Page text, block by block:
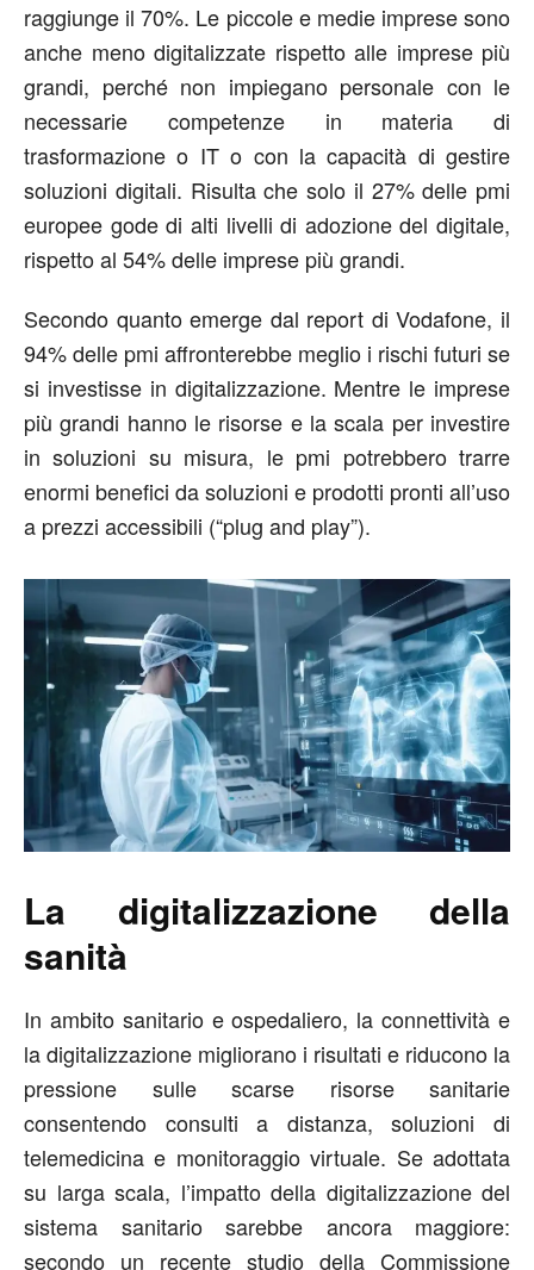
raggiunge il 70%. Le piccole e medie imprese sono
anche meno digitalizzate rispetto alle imprese più
grandi, perché non impiegano personale con le
necessarie competenze in materia di
trasformazione o IT o con la capacità di gestire
soluzioni digitali. Risulta che solo il 27% delle pmi
europee gode di alti livelli di adozione del digitale,
rispetto al 54% delle imprese più grandi.
Secondo quanto emerge dal report di Vodafone, il
94% delle pmi affronterebbe meglio i rischi futuri se
si investisse in digitalizzazione. Mentre le imprese
più grandi hanno le risorse e la scala per investire
in soluzioni su misura, le pmi potrebbero trarre
enormi benefici da soluzioni e prodotti pronti all’uso
a prezzi accessibili (“plug and play”).
La digitalizzazione della
sanità
In ambito sanitario e ospedaliero, la connettività e
la digitalizzazione migliorano i risultati e riducono la
pressione sulle scarse risorse sanitarie
consentendo consulti a distanza, soluzioni di
telemedicina e monitoraggio virtuale. Se adottata
su larga scala, l’impatto della digitalizzazione del
sistema sanitario sarebbe ancora maggiore:
secondo un recente studio della Commissione